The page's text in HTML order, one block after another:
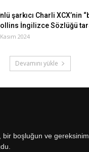
şarkıcı Charli XCX’nin
İngilizce Sözlüğü
2024
Devamını yükle
bir boşluğun ve